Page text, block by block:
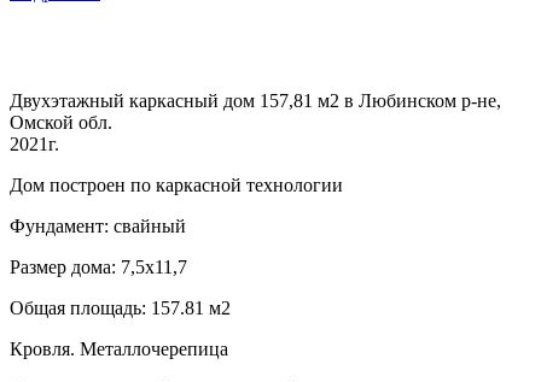
Двухэтажный каркасный дом 157,81 м2 в Любинском р-не,
Омской обл.
2021г.
Дом построен по каркасной технологии
Фундамент: свайный
Размер дома: 7,5х11,7
Общая площадь: 157.81 м2
Кровля. Металлочерепица